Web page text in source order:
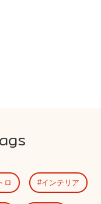
ロ インテリア